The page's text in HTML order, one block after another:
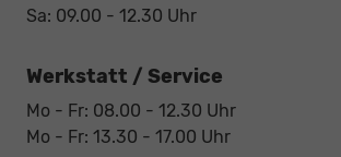
Sa: 09.00 - 12.30 Uhr
Werkstatt / Service
Mo - Fr: 08.00 - 12.30 Uhr
Mo - Fr: 13.30 - 17.00 Uhr